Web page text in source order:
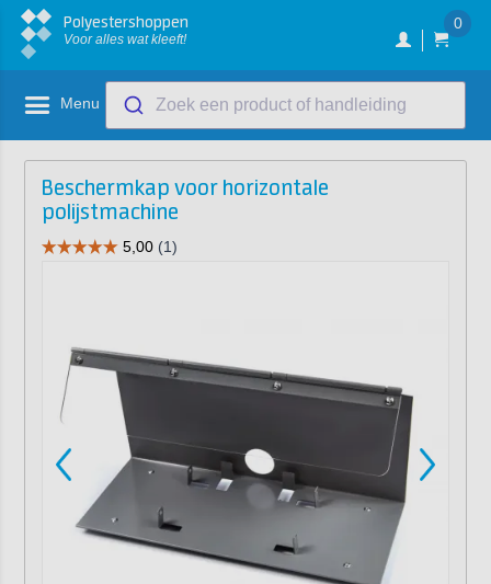
Polyestershoppen
Voor alles wat kleeft!
0
Menu Zoek een product of handleiding
Beschermkap voor horizontale
polijstmachine